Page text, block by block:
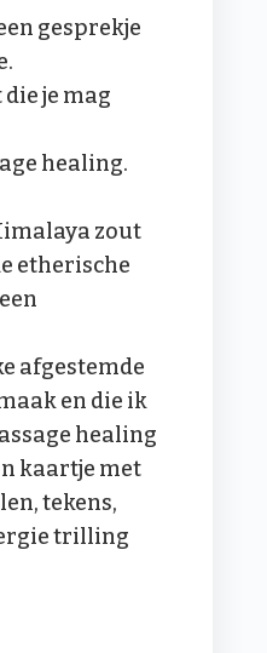
gesprekje
je mag
healing.
zout
etherische
afgestemde
en die ik
healing
kaartje met
tekens,
trilling